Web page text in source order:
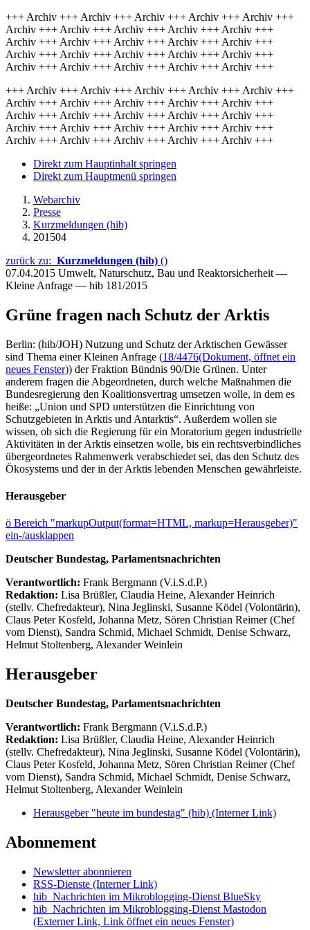
+++ Archiv +++ Archiv +++ Archiv +++ Archiv +++ Archiv +++
Archiv +++ Archiv +++ Archiv +++ Archiv +++ Archiv +++
Archiv +++ Archiv +++ Archiv +++ Archiv +++ Archiv +++
Archiv +++ Archiv +++ Archiv +++ Archiv +++ Archiv +++
Archiv +++ Archiv +++ Archiv +++ Archiv +++ Archiv +++
+++ Archiv +++ Archiv +++ Archiv +++ Archiv +++ Archiv +++
Archiv +++ Archiv +++ Archiv +++ Archiv +++ Archiv +++
Archiv +++ Archiv +++ Archiv +++ Archiv +++ Archiv +++
Archiv +++ Archiv +++ Archiv +++ Archiv +++ Archiv +++
Archiv +++ Archiv +++ Archiv +++ Archiv +++ Archiv +++
Direkt zum Hauptinhalt springen
Direkt zum Hauptmenü springen
Webarchiv
Presse
Kurzmeldungen (hib)
201504
zurück zu: Kurzmeldungen (hib) ()
07.04.2015 Umwelt, Naturschutz, Bau und Reaktorsicherheit —
Kleine Anfrage — hib 181/2015
Grüne fragen nach Schutz der Arktis
Berlin: (hib/JOH) Nutzung und Schutz der Arktischen Gewässer
sind Thema einer Kleinen Anfrage (18/4476(Dokument, öffnet ein
neues Fenster)) der Fraktion Bündnis 90/Die Grünen. Unter
anderem fragen die Abgeordneten, durch welche Maßnahmen die
Bundesregierung den Koalitionsvertrag umsetzen wolle, in dem es
heiße: „Union und SPD unterstützen die Einrichtung von
Schutzgebieten in Arktis und Antarktis“. Außerdem wollen sie
wissen, ob sich die Regierung für ein Moratorium gegen industrielle
Aktivitäten in der Arktis einsetzen wolle, bis ein rechtsverbindliches
übergeordnetes Rahmenwerk verabschiedet sei, das den Schutz des
Ökosystems und der in der Arktis lebenden Menschen gewährleiste.
Herausgeber
ö Bereich "markupOutput(format=HTML, markup=Herausgeber)"
ein-/ausklappen
Deutscher Bundestag, Parlamentsnachrichten
Verantwortlich: Frank Bergmann (V.i.S.d.P.)
Redaktion: Lisa Brüßler, Claudia Heine, Alexander Heinrich
(stellv. Chefredakteur), Nina Jeglinski, Susanne Ködel (Volontärin),
Claus Peter Kosfeld, Johanna Metz, Sören Christian Reimer (Chef
vom Dienst), Sandra Schmid, Michael Schmidt, Denise Schwarz,
Helmut Stoltenberg, Alexander Weinlein
Herausgeber
Deutscher Bundestag, Parlamentsnachrichten
Verantwortlich: Frank Bergmann (V.i.S.d.P.)
Redaktion: Lisa Brüßler, Claudia Heine, Alexander Heinrich
(stellv. Chefredakteur), Nina Jeglinski, Susanne Ködel (Volontärin),
Claus Peter Kosfeld, Johanna Metz, Sören Christian Reimer (Chef
vom Dienst), Sandra Schmid, Michael Schmidt, Denise Schwarz,
Helmut Stoltenberg, Alexander Weinlein
Herausgeber "heute im bundestag" (hib) (Interner Link)
Abonnement
Newsletter abonnieren
RSS-Dienste (Interner Link)
hib_Nachrichten im Mikroblogging-Dienst BlueSky
hib_Nachrichten im Mikroblogging-Dienst Mastodon
(Externer Link, Link öffnet ein neues Fenster)